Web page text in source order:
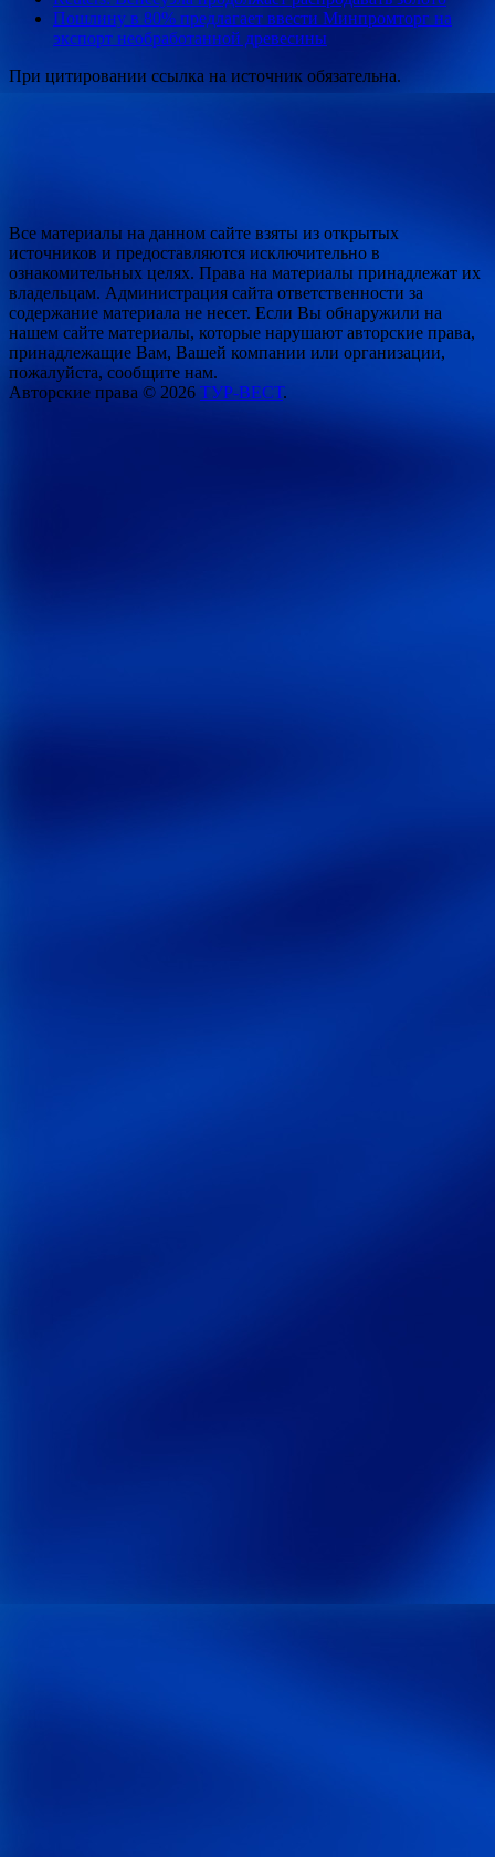
Пошлину в 80% предлагает ввести Минпромторг на
экспорт необработанной древесины
При цитировании ссылка на источник обязательна.
Все материалы на данном сайте взяты из открытых
источников и предоставляются исключительно в
ознакомительных целях. Права на материалы принадлежат их
владельцам. Администрация сайта ответственности за
содержание материала не несет. Если Вы обнаружили на
нашем сайте материалы, которые нарушают авторские права,
принадлежащие Вам, Вашей компании или организации,
пожалуйста, сообщите нам.
Авторские права © 2026 ТУР-ВЕСТ.